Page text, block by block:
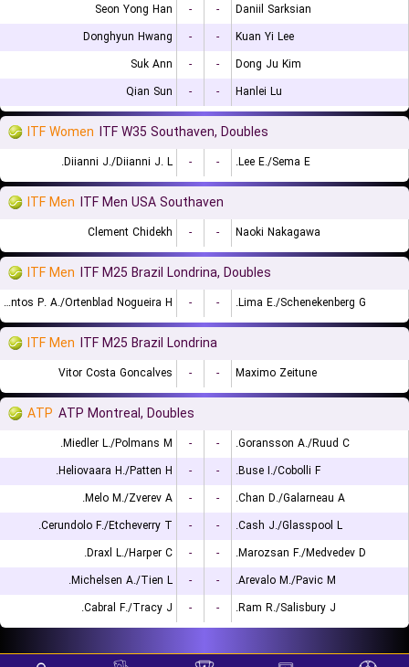
Seon Yong Han
- -
Daniil Sarksian
Donghyun Hwang
- -
Kuan Yi Lee
Suk Ann
- -
Dong Ju Kim
Qian Sun
- - Hanlei Lu
ITF Women ITF W35 Southaven, Doubles
Diianni J./Diianni J. L. - - Lee E./Sema E.
ITF Men ITF Men USA Southaven
Clement Chidekh - - Naoki Nakagawa
ITF Men ITF M25 Brazil Londrina, Doubles
De Almeida Santos P. A./Ortenblad Nogueira H. - - Lima E./Schenekenberg G.
ITF Men ITF M25 Brazil Londrina
Vitor Costa Goncalves - - Maximo Zeitune
ATP ATP Montreal, Doubles
Miedler L./Polmans M. - -
Goransson A./Ruud C.
Heliovaara H./Patten H.
- -
Buse I./Cobolli F.
Melo M./Zverev A.
- -
Chan D./Galarneau A.
Cerundolo F./Etcheverry T.
- -
Cash J./Glasspool L.
Draxl L./Harper C.
- -
Marozsan F./Medvedev D.
Michelsen A./Tien L.
- -
Arevalo M./Pavic M.
Cabral F./Tracy J.
- - Ram R./Salisbury J.